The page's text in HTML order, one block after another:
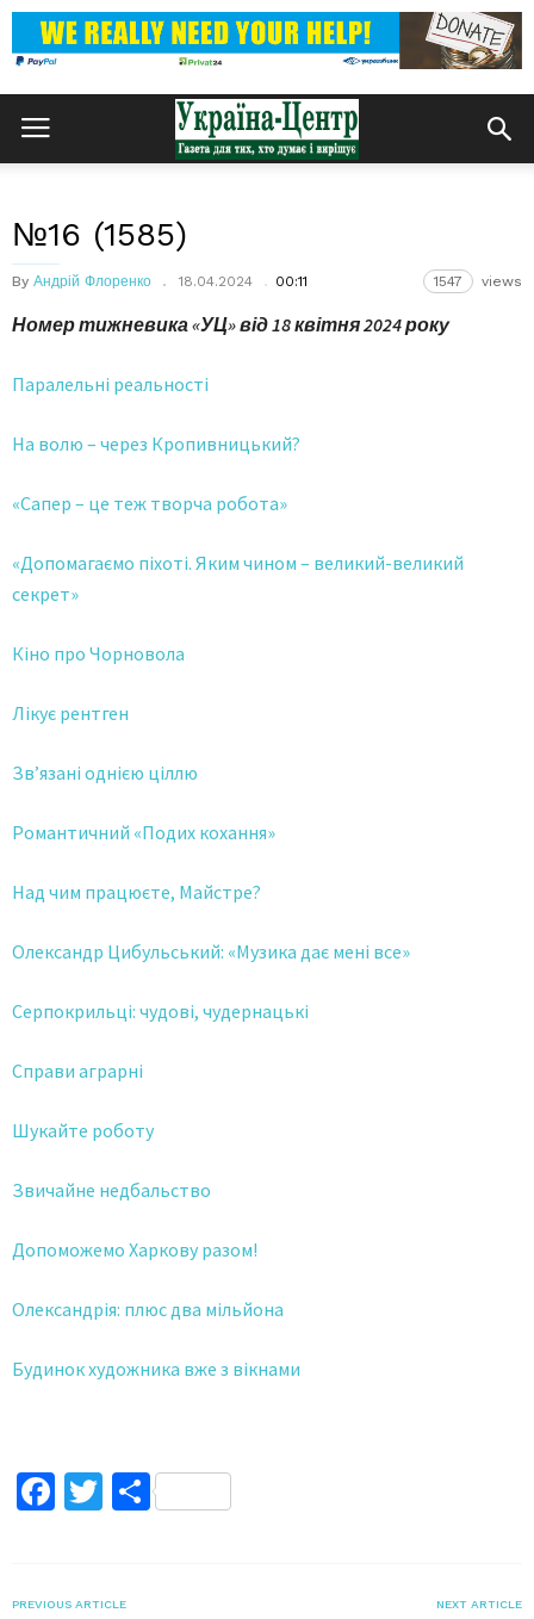
№16 (1585)
By Андрій Флоренко 18.04.2024 00:11 1547 views
Номер тижневика «УЦ» від 18 квітня 2024 року
Паралельні реальності
На волю – через Кропивницький?
«Сапер – це теж творча робота»
«Допомагаємо піхоті. Яким чином – великий-великий
секрет»
Кіно про Чорновола
Лікує рентген
Зв’язані однією ціллю
Романтичний «Подих кохання»
Над чим працюєте, Майстре?
Олександр Цибульський: «Музика дає мені все»
Серпокрильці: чудові, чудернацькі
Справи аграрні
Шукайте роботу
Звичайне недбальство
Допоможемо Харкову разом!
Олександрія: плюс два мільйона
Будинок художника вже з вікнами
Facebook
TwitterПоділитися
PREVIOUS ARTICLE NEXT ARTICLE